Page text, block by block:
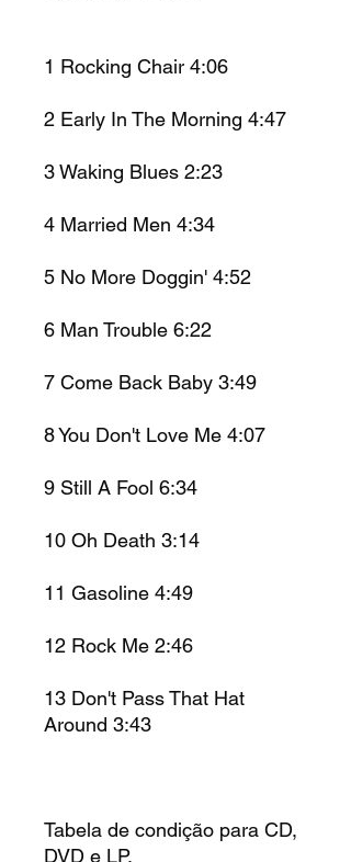
1 Rocking Chair 4:06
2 Early In The Morning 4:47
3Waking Blues 2:23
4 Married Men 4:34
5 No More Doggin' 4:52
6 Man Trouble 6:22
7 Come Back Baby 3:49
8You Don't Love Me 4:07
9 Still A Fool 6:34
10 Oh Death 3:14
11 Gasoline 4:49
12 Rock Me 2:46
13 Don't Pass That Hat
Around 3:43
Tabela de condição para CD,
DVD e LP.